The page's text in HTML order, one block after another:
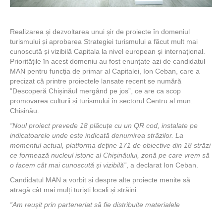
Realizarea și dezvoltarea unui șir de proiecte în domeniul
turismului și aprobarea Strategiei turismului a făcut mult mai
cunoscută și vizibilă Capitala la nivel european și internațional.
Prioritățile în acest domeniu au fost enunțate azi de candidatul
MAN pentru funcția de primar al Capitalei, Ion Ceban, care a
precizat că printre proiectele lansate recent se numără
”Descoperă Chișinăul mergând pe jos”, ce are ca scop
promovarea culturii și turismului în sectorul Centru al mun.
Chișinău.
”Noul proiect prevede 18 plăcuțe cu un QR cod, instalate pe
indicatoarele unde este indicată denumirea străzilor. La
momentul actual, platforma deține 171 de obiective din 18 străzi
ce formează nucleul istoric al Chișinăului, zonă pe care vrem să
o facem cât mai cunoscută și vizibilă”, a declarat Ion Ceban.
Candidatul MAN a vorbit și despre alte proiecte menite să
atragă cât mai mulți turiști locali și străini.
”Am reușit prin parteneriat să fie distribuite materialele